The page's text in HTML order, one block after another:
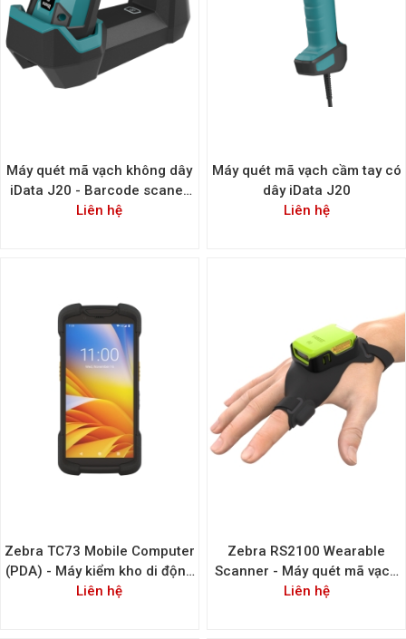
Máy quét mã vạch không dây
iData J20 - Barcode scaner
Wireless iData J20
Liên hệ
Máy quét mã vạch cầm tay có
dây iData J20
Liên hệ
Zebra TC73 Mobile Computer
(PDA) - Máy kiểm kho di động
Zebra
Liên hệ
Zebra RS2100 Wearable
Scanner - Máy quét mã vạch
đeo tay Zebra RS2100
Liên hệ